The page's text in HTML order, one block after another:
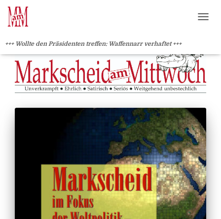
+++ Wollte den Präsidenten treffen: Waffennarr verhaftet +++